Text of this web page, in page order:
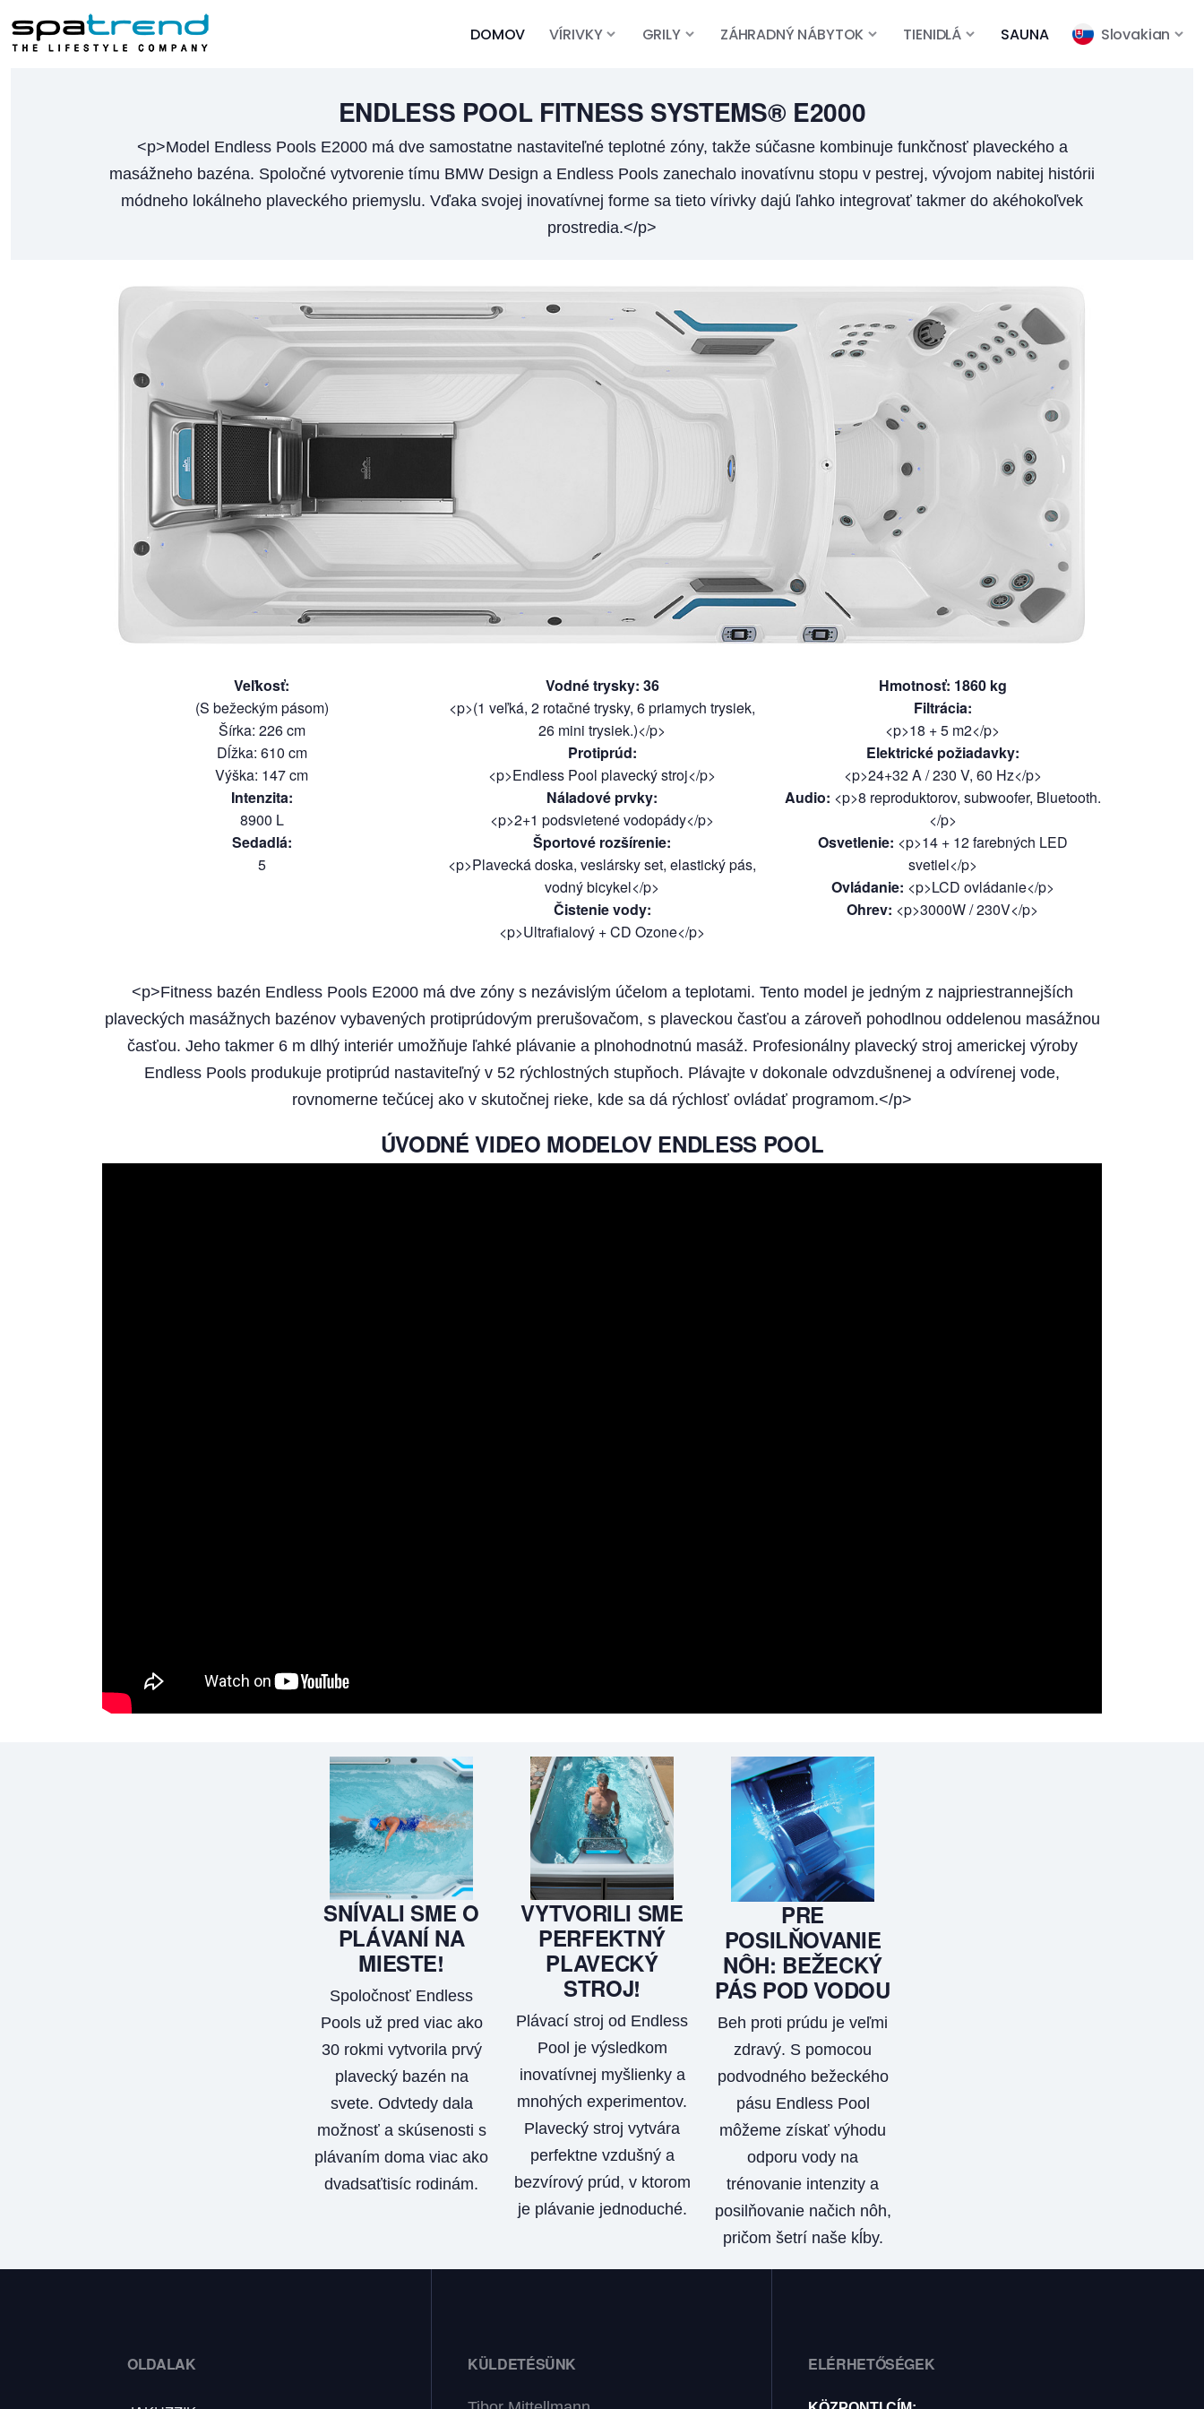
DOMOV VÍRIVKY GRILY ZÁHRADNÝ NÁBYTOK TIENIDLÁ SAUNA Slovakian
ENDLESS POOL FITNESS SYSTEMS® E2000
<p>Model Endless Pools E2000 má dve samostatne nastaviteľné teplotné zóny, takže súčasne kombinuje funkčnosť plaveckého a
masážneho bazéna. Spoločné vytvorenie tímu BMW Design a Endless Pools zanechalo inovatívnu stopu v pestrej, vývojom nabitej histórii
módneho lokálneho plaveckého priemyslu. Vďaka svojej inovatívnej forme sa tieto vírivky dajú ľahko integrovať takmer do akéhokoľvek
prostredia.</p>
Veľkosť:
(S bežeckým pásom)
Šírka: 226cm
Dĺžka: 610 cm
Výška: 147cm
Intenzita:
8900 L
Sedadlá:
5
Vodné trysky: 36
<p>(1 veľká, 2 rotačné trysky, 6 priamych trysiek,
26 mini trysiek.)</p>
Protiprúd:
<p>Endless Pool plavecký stroj</p>
Náladové prvky:
<p>2+1 podsvietené vodopády</p>
Športové rozšírenie:
<p>Plavecká doska, veslársky set, elastický pás,
vodný bicykel</p>
Čistenie vody:
<p>Ultrafialový + CD Ozone</p>
Hmotnosť: 1860kg
Filtrácia:
<p>18 + 5 m2</p>
Elektrické požiadavky:
<p>24+32 A / 230 V, 60 Hz</p>
Audio: <p>8 reproduktorov, subwoofer, Bluetooth.
</p>
Osvetlenie: <p>14 + 12 farebných LED
svetiel</p>
Ovládanie: <p>LCD ovládanie</p>
Ohrev: <p>3000W / 230V</p>
<p>Fitness bazén Endless Pools E2000 má dve zóny s nezávislým účelom a teplotami. Tento model je jedným z najpriestrannejších
plaveckých masážnych bazénov vybavených protiprúdovým prerušovačom, s plaveckou časťou a zároveň pohodlnou oddelenou masážnou
časťou. Jeho takmer 6 m dlhý interiér umožňuje ľahké plávanie a plnohodnotnú masáž. Profesionálny plavecký stroj americkej výroby
Endless Pools produkuje protiprúd nastaviteľný v 52 rýchlostných stupňoch. Plávajte v dokonale odvzdušnenej a odvírenej vode,
rovnomerne tečúcej ako v skutočnej rieke, kde sa dá rýchlosť ovládať programom.</p>
ÚVODNÉ VIDEO MODELOV ENDLESS POOL
SNÍVALI SME O
PLÁVANÍ NA
MIESTE!
Spoločnosť Endless
Pools už pred viac ako
30 rokmi vytvorila prvý
plavecký bazén na
svete. Odvtedy dala
možnosť a skúsenosti s
plávaním doma viac ako
dvadsaťtisíc rodinám.
VYTVORILI SME
PERFEKTNÝ
PLAVECKÝ
STROJ!
Plávací stroj od Endless
Pool je výsledkom
inovatívnej myšlienky a
mnohých experimentov.
Plavecký stroj vytvára
perfektne vzdušný a
bezvírový prúd, v ktorom
je plávanie jednoduché.
PRE
POSILŇOVANIE
NÔH: BEŽECKÝ
PÁS POD VODOU
Beh proti prúdu je veľmi
zdravý. S pomocou
podvodného bežeckého
pásu Endless Pool
môžeme získať výhodu
odporu vody na
trénovanie intenzity a
posilňovanie načich nôh,
pričom šetrí naše kĺby.
OLDALAK KÜLDETÉSÜNK ELÉRHETŐSÉGEK